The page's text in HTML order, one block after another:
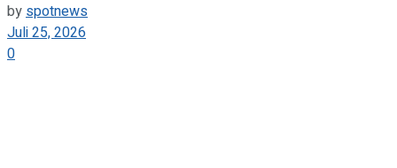
byspotnews
Juli 25, 2026
0